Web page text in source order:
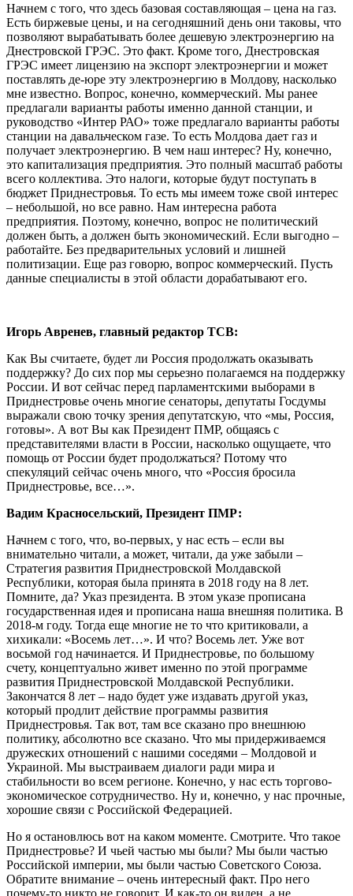
Начнем с того, что здесь базовая составляющая – цена на газ.
Есть биржевые цены, и на сегодняшний день они таковы, что
позволяют вырабатывать более дешевую электроэнергию на
Днестровской ГРЭС. Это факт. Кроме того, Днестровская
ГРЭС имеет лицензию на экспорт электроэнергии и может
поставлять де-юре эту электроэнергию в Молдову, насколько
мне известно. Вопрос, конечно, коммерческий. Мы ранее
предлагали варианты работы именно данной станции, и
руководство «Интер РАО» тоже предлагало варианты работы
станции на давальческом газе. То есть Молдова дает газ и
получает электроэнергию. В чем наш интерес? Ну, конечно,
это капитализация предприятия. Это полный масштаб работы
всего коллектива. Это налоги, которые будут поступать в
бюджет Приднестровья. То есть мы имеем тоже свой интерес
– небольшой, но все равно. Нам интересна работа
предприятия. Поэтому, конечно, вопрос не политический
должен быть, а должен быть экономический. Если выгодно –
работайте. Без предварительных условий и лишней
политизации. Еще раз говорю, вопрос коммерческий. Пусть
данные специалисты в этой области дорабатывают его.
Игорь Авренев, главный редактор ТСВ:
Как Вы считаете, будет ли Россия продолжать оказывать
поддержку? До сих пор мы серьезно полагаемся на поддержку
России. И вот сейчас перед парламентскими выборами в
Приднестровье очень многие сенаторы, депутаты Госдумы
выражали свою точку зрения депутатскую, что «мы, Россия,
готовы». А вот Вы как Президент ПМР, общаясь с
представителями власти в России, насколько ощущаете, что
помощь от России будет продолжаться? Потому что
спекуляций сейчас очень много, что «Россия бросила
Приднестровье, все…».
Вадим Красносельский, Президент ПМР:
Начнем с того, что, во-первых, у нас есть – если вы
внимательно читали, а может, читали, да уже забыли –
Стратегия развития Приднестровской Молдавской
Республики, которая была принята в 2018 году на 8 лет.
Помните, да? Указ президента. В этом указе прописана
государственная идея и прописана наша внешняя политика. В
2018-м году. Тогда еще многие не то что критиковали, а
хихикали: «Восемь лет…». И что? Восемь лет. Уже вот
восьмой год начинается. И Приднестровье, по большому
счету, концептуально живет именно по этой программе
развития Приднестровской Молдавской Республики.
Закончатся 8 лет – надо будет уже издавать другой указ,
который продлит действие программы развития
Приднестровья. Так вот, там все сказано про внешнюю
политику, абсолютно все сказано. Что мы придерживаемся
дружеских отношений с нашими соседями – Молдовой и
Украиной. Мы выстраиваем диалоги ради мира и
стабильности во всем регионе. Конечно, у нас есть торгово-
экономическое сотрудничество. Ну и, конечно, у нас прочные,
хорошие связи с Российской Федерацией.
Но я остановлюсь вот на каком моменте. Смотрите. Что такое
Приднестровье? И чьей частью мы были? Мы были частью
Российской империи, мы были частью Советского Союза.
Обратите внимание – очень интересный факт. Про него
почему-то никто не говорит. И как-то он виден, а не